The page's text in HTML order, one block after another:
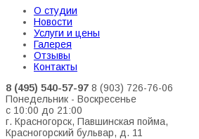
О студии
Новости
Услуги и цены
Галерея
Отзывы
Контакты
8 (495) 540-57-97 8 (903) 726-76-06
Понедельник - Воскресенье
с 10:00 до 21:00
г. Красногорск, Павшинская пойма,
Красногорский бульвар, д. 11